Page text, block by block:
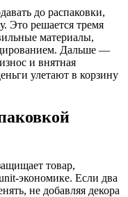
до распаковки,
Это решается тремя
материалы,
Дальше —
и внятная
улетают в корзину
товар,
экономике. Если два
не добавляя декора